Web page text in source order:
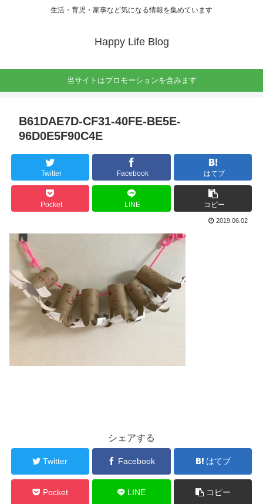
生活・育児・家事など気になる情報を集めています
Happy Life Blog
当サイトはプロモーションを含みます
B61DAE7D-CF31-40FE-BE5E-
96D0E5F90C4E
Twitter Facebook はてブ
Pocket LINE コピー
2019.06.02
シェアする
Twitter Facebook はてブ
Pocket LINE コピー